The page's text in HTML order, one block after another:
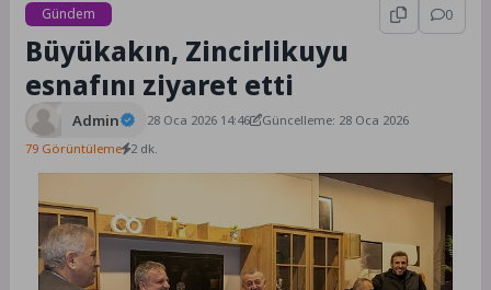
Gündem 0
Büyükakın, Zincirlikuyu
esnafını ziyaret etti
Admin 28 Oca 2026 14:46
Güncelleme: 28 Oca 2026
79 Görüntüleme 2 dk.